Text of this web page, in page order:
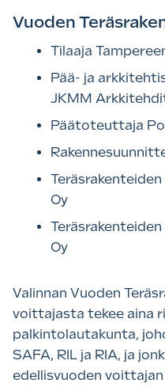
Vuoden
Tilaaja
Pää- ja
JKMM
Päätoteuttaja
Oy
Oy
Valinnan Vuoden
voittajasta tekee aina
palkintolautakunta,
SAFA, RIL ja RIA, ja
edellisvuoden